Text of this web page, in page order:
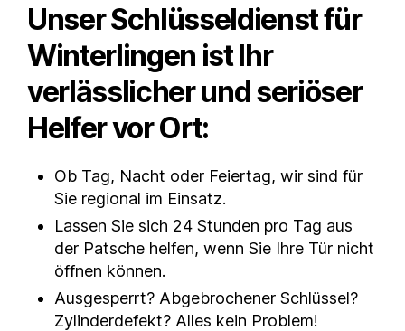
Unser Schlüsseldienst für
Winterlingen ist Ihr
verlässlicher und seriöser
Helfer vor Ort:
Ob Tag, Nacht oder Feiertag, wir sind für
Sie regional im Einsatz.
Lassen Sie sich 24 Stunden pro Tag aus
der Patsche helfen, wenn Sie Ihre Tür nicht
öffnen können.
Ausgesperrt? Abgebrochener Schlüssel?
Zylinderdefekt? Alles kein Problem!